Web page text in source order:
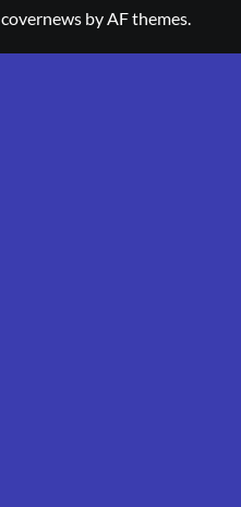
covernewsby AF themes.